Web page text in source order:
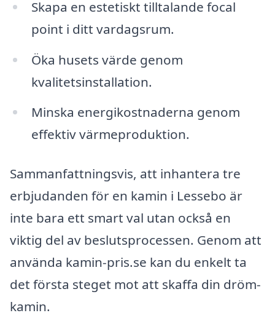
Skapa en estetiskt tilltalande focal
point i ditt vardagsrum.
Öka husets värde genom
kvalitetsinstallation.
Minska energikostnaderna genom
effektiv värmeproduktion.
Sammanfattningsvis, att inhantera tre
erbjudanden för en kamin i Lessebo är
inte bara ett smart val utan också en
viktig del av beslutsprocessen. Genom att
använda kamin-pris.se kan du enkelt ta
det första steget mot att skaffa din dröm-
kamin.